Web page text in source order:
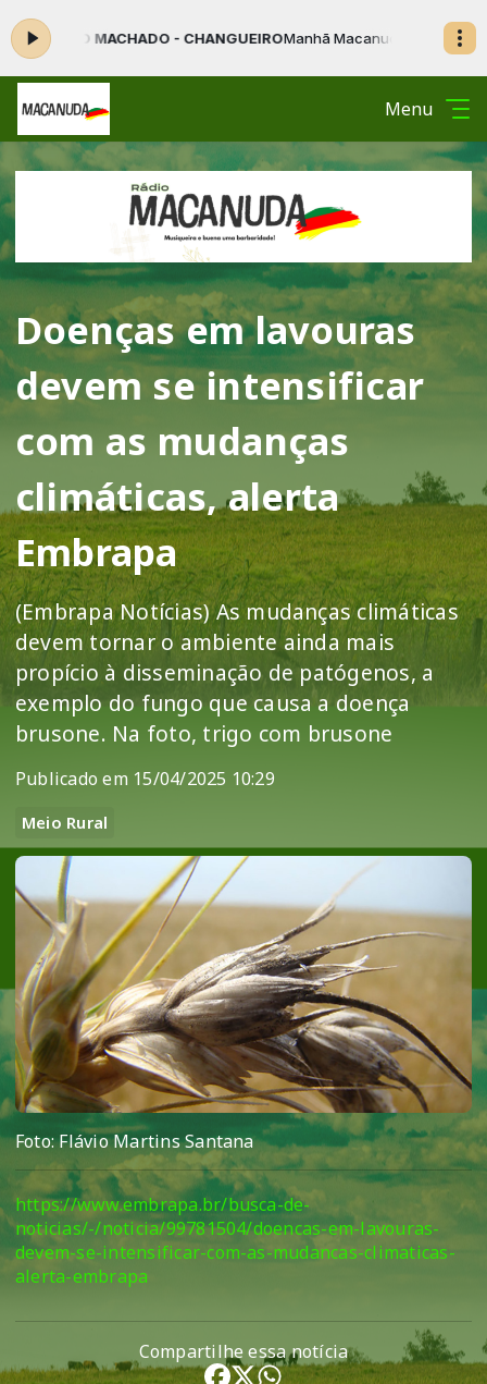
- CHANGUEIROManhã Macanuda das 07:01 às 11:59 -
Menu
Doenças em lavouras
devem se intensificar
com as mudanças
climáticas, alerta
Embrapa
(Embrapa Notícias) As mudanças climáticas
devem tornar o ambiente ainda mais
propício à disseminação de patógenos, a
exemplo do fungo que causa a doença
brusone. Na foto, trigo com brusone
Publicado em 15/04/2025 10:29
Meio Rural
Foto: Flávio Martins Santana
https://www.embrapa.br/busca-de-
noticias/-/noticia/99781504/doencas-em-lavouras-
devem-se-intensificar-com-as-mudancas-climaticas-
alerta-embrapa
Compartilhe essa notícia